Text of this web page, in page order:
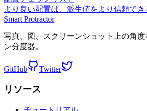
より良い配置は、派生値をより信頼でき
Smart Protractor
写真、図、スクリーンショット上の角度
ン分度器。
GitHub Twitter
リソース